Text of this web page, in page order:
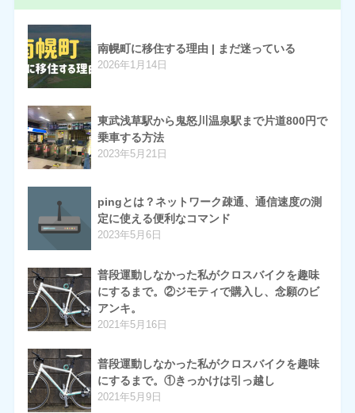
南幌町に移住する理由 | まだ迷っている
2026年1月14日
東武浅草駅から鬼怒川温泉駅まで片道800円で
乗車する方法
2023年5月21日
pingとは？ネットワーク疎通、通信速度の測
定に使える便利なコマンド
2023年5月6日
普段運動しなかった私がクロスバイクを趣味
にするまで。②ジモティで購入し、念願のビ
アンキ。
2021年5月16日
普段運動しなかった私がクロスバイクを趣味
にするまで。①きっかけは引っ越し
2021年5月9日